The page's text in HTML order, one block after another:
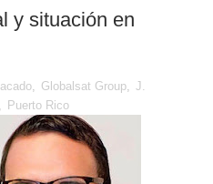
y situación en
, Globalsat Group, J.
, Puerto Rico